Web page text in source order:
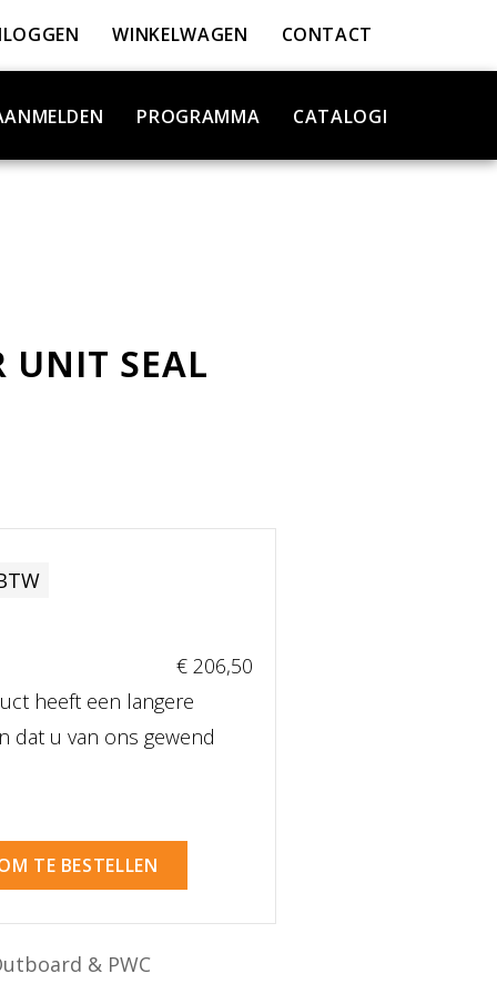
WINKELWAGEN CONTACT
PROGRAMMA CATALOGI
UNIT SEAL
€ 206,50
heeft een langere
dat u van ons gewend
TE BESTELLEN
& PWC